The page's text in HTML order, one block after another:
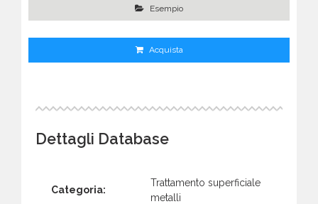
Esempio
Acquista
Dettagli Database
Categoria:
Trattamento superficiale
metalli